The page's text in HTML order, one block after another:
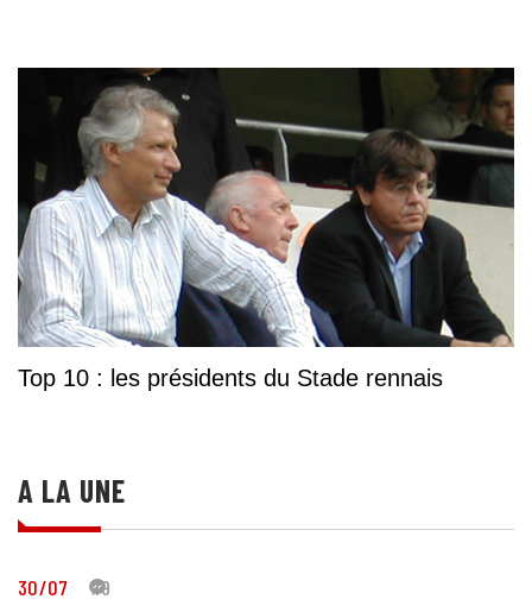
Top 10 : les présidents du Stade rennais
A LA UNE
30/07 19